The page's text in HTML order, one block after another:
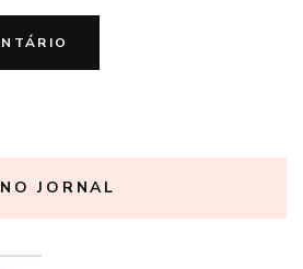
NO JORNAL